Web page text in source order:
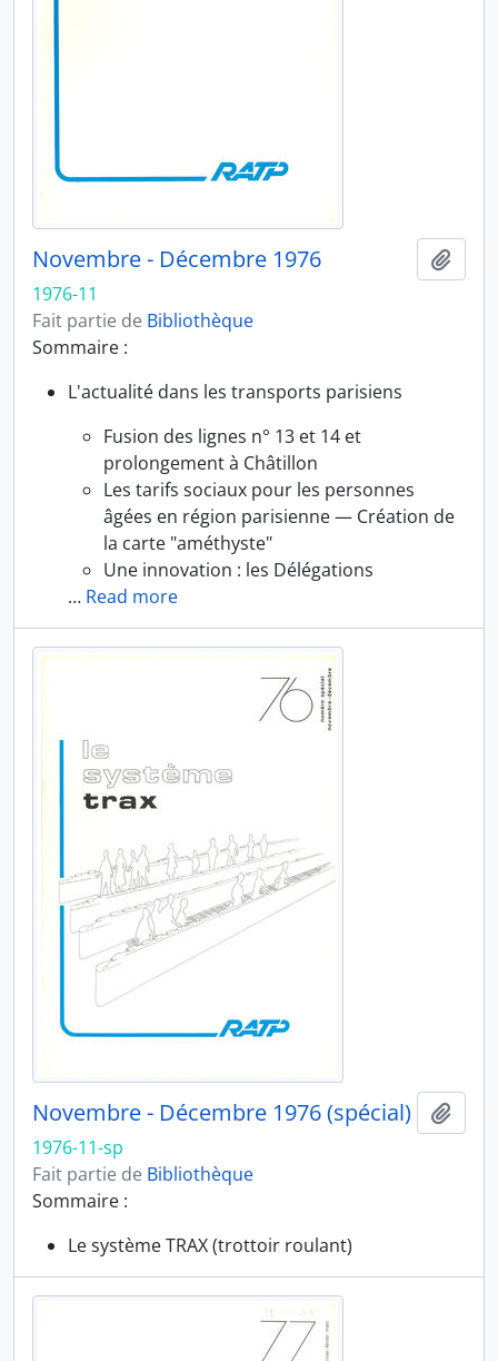
Novembre - Décembre 1976
1976-11
Fait partie de Bibliothèque
Sommaire :
L'actualité dans les transports parisiens
Fusion des lignes n° 13 et 14 et
prolongement à Châtillon
Les tarifs sociaux pour les personnes
âgées en région parisienne — Création de
la carte "améthyste"
Une innovation : les Délégations
… Read more
Novembre - Décembre 1976 (spécial)
1976-11-sp
Fait partie de Bibliothèque
Sommaire :
Le système TRAX (trottoir roulant)